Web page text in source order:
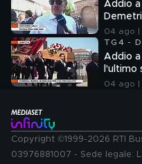
Addio a
04 ago |
TG4 -
Addio a
l'ultimo
04 ago |
Copyright ©1999-2026 RTI
03976881007 - Sede legale: